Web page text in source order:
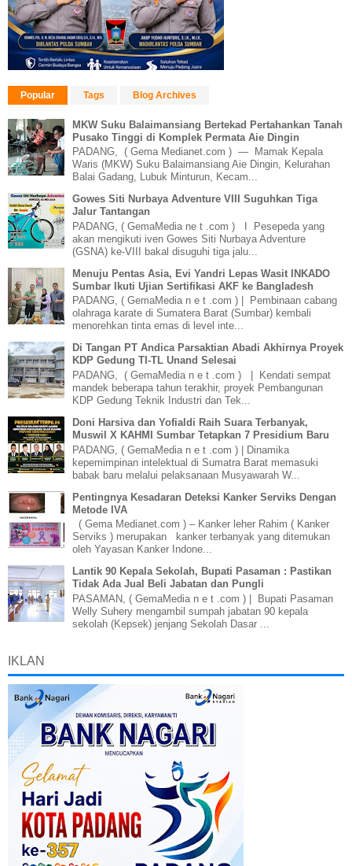
Popular Tags Blog Archives
MKW Suku Balaimansiang Bertekad Pertahankan Tanah
Pusako Tinggi di Komplek Permata Aie Dingin
PADANG, ( Gema Medianet.com ) — Mamak Kepala
Waris (MKW) Suku Balaimansiang Aie Dingin, Kelurahan
Balai Gadang, Lubuk Minturun, Kecam...
Gowes Siti Nurbaya Adventure VIII Suguhkan Tiga
Jalur Tantangan
PADANG, ( GemaMedia ne t .com ) I Pesepeda yang
akan mengikuti iven Gowes Siti Nurbaya Adventure
(GSNA) ke-VIII bakal disuguhi tiga jalu...
Menuju Pentas Asia, Evi Yandri Lepas Wasit INKADO
Sumbar Ikuti Ujian Sertifikasi AKF ke Bangladesh
PADANG, ( GemaMedia n e t .com ) | Pembinaan cabang
olahraga karate di Sumatera Barat (Sumbar) kembali
menorehkan tinta emas di level inte...
Di Tangan PT Andica Parsaktian Abadi Akhirnya Proyek
KDP Gedung TI-TL Unand Selesai
PADANG, ( GemaMedia n e t .com ) | Kendati sempat
mandek beberapa tahun terakhir, proyek Pembangunan
KDP Gedung Teknik Industri dan Tek...
Doni Harsiva dan Yofialdi Raih Suara Terbanyak,
Muswil X KAHMI Sumbar Tetapkan 7 Presidium Baru
PADANG, ( GemaMedia n e t .com ) | Dinamika
kepemimpinan intelektual di Sumatra Barat memasuki
babak baru melalui pelaksanaan Musyawarah W...
Pentingnya Kesadaran Deteksi Kanker Serviks Dengan
Metode IVA
( Gema Medianet.com ) – Kanker leher Rahim ( Kanker
Serviks ) merupakan kanker terbanyak yang ditemukan
oleh Yayasan Kanker Indone...
Lantik 90 Kepala Sekolah, Bupati Pasaman : Pastikan
Tidak Ada Jual Beli Jabatan dan Pungli
PASAMAN, ( GemaMedia n e t .com ) | Bupati Pasaman
Welly Suhery mengambil sumpah jabatan 90 kepala
sekolah (Kepsek) jenjang Sekolah Dasar ...
IKLAN